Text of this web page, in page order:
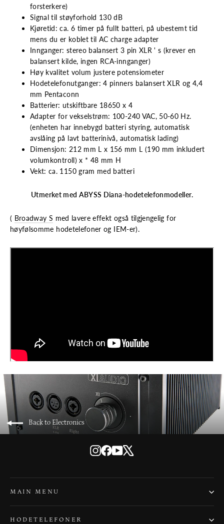
forsterkere)
Signal til støyforhold 130 dB
Kjøretid: ca. 6 timer på fullt batteri, på ubestemt tid
mens du er koblet til AC charge adapter
Innganger: stereo balansert 3 pin XLR ' s (krever en
balansert kilde, ingen RCA-innganger)
Høy kvalitet volum justere potensiometer
Hodetelefonutganger: 4 pinners balansert XLR og 4,4
mm Pentaconn
Batterier: utskiftbare 18650 x 4
Adapter for vekselstrøm: 100-240 VAC, 50-60 Hz.
(enheten har innebygd batteri styring, automatisk
avslåing på lavt batterinivå, automatisk lading)
Dimensjon: 212 mm L x 156 mm L (190 mm inkludert
volumkontroll) x * 48 mm H
Vekt: ca. 1150 gram med batteri
Utmerket med ABYSS Diana-hodetelefonmodeller.
( Broadway S med lavere effekt også tilgjengelig for
høyfølsomme hodetelefoner og IEM-er).
Back to Electronics
Instagram
Facebook
YouTube
MAIN MENU
HODETELEFONER